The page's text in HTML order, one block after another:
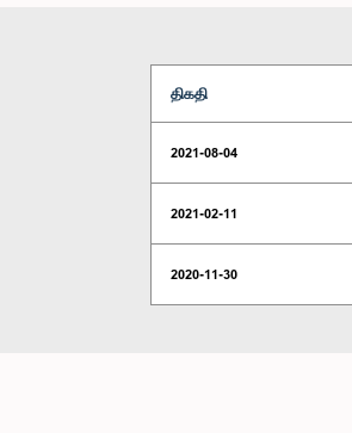
திகதி
2021-08-04
2021-02-11
2020-11-30